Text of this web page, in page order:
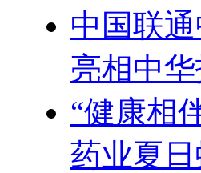
中国联
亮相中
“健康相
药业夏